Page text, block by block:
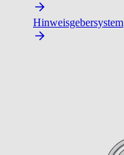
Hinweisgebersystem